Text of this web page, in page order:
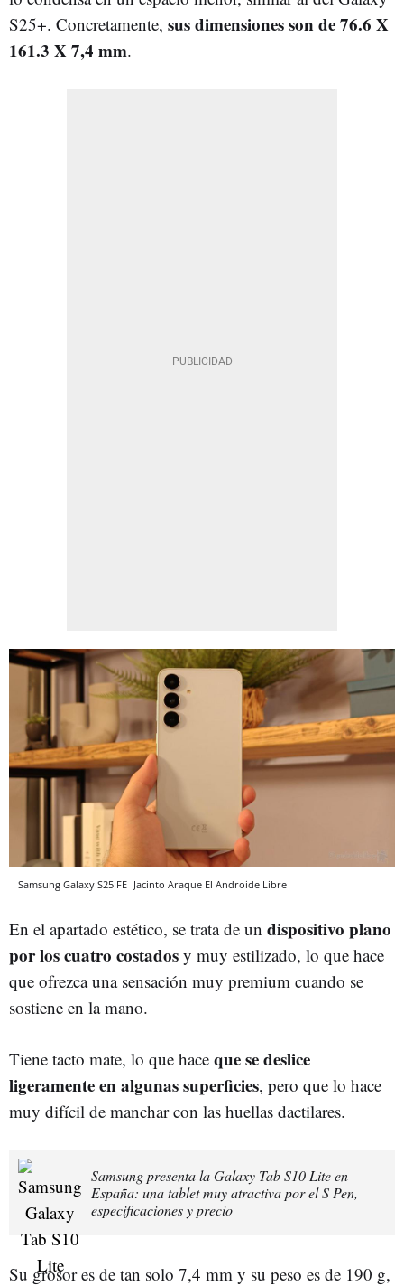
S25+. Concretamente, sus dimensiones son de 76.6 X
161.3 X 7,4 mm.
Samsung Galaxy S25 FE Jacinto Araque El Androide Libre
En el apartado estético, se trata de un dispositivo plano
por los cuatro costados y muy estilizado, lo que hace
que ofrezca una sensación muy premium cuando se
sostiene en la mano.
Tiene tacto mate, lo que hace que se deslice
ligeramente en algunas superficies, pero que lo hace
muy difícil de manchar con las huellas dactilares.
Samsung presenta la Galaxy Tab S10 Lite en
España: una tablet muy atractiva por el S Pen,
especificaciones y precio
Su grosor es de tan solo 7,4 mm y su peso es de 190 g,